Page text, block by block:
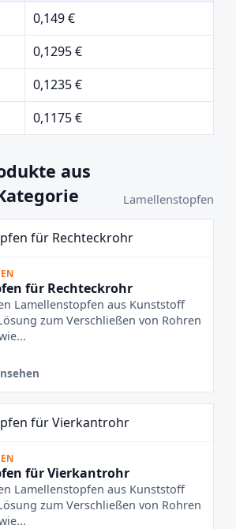
0,149 €
0,1295 €
0,1235 €
0,1175 €
aus
Lamellenstopfen
für Rechteckrohr
Lamellenstopfen aus Kunststoff
zum Verschließen von Rohren
für Vierkantrohr
Lamellenstopfen aus Kunststoff
zum Verschließen von Rohren